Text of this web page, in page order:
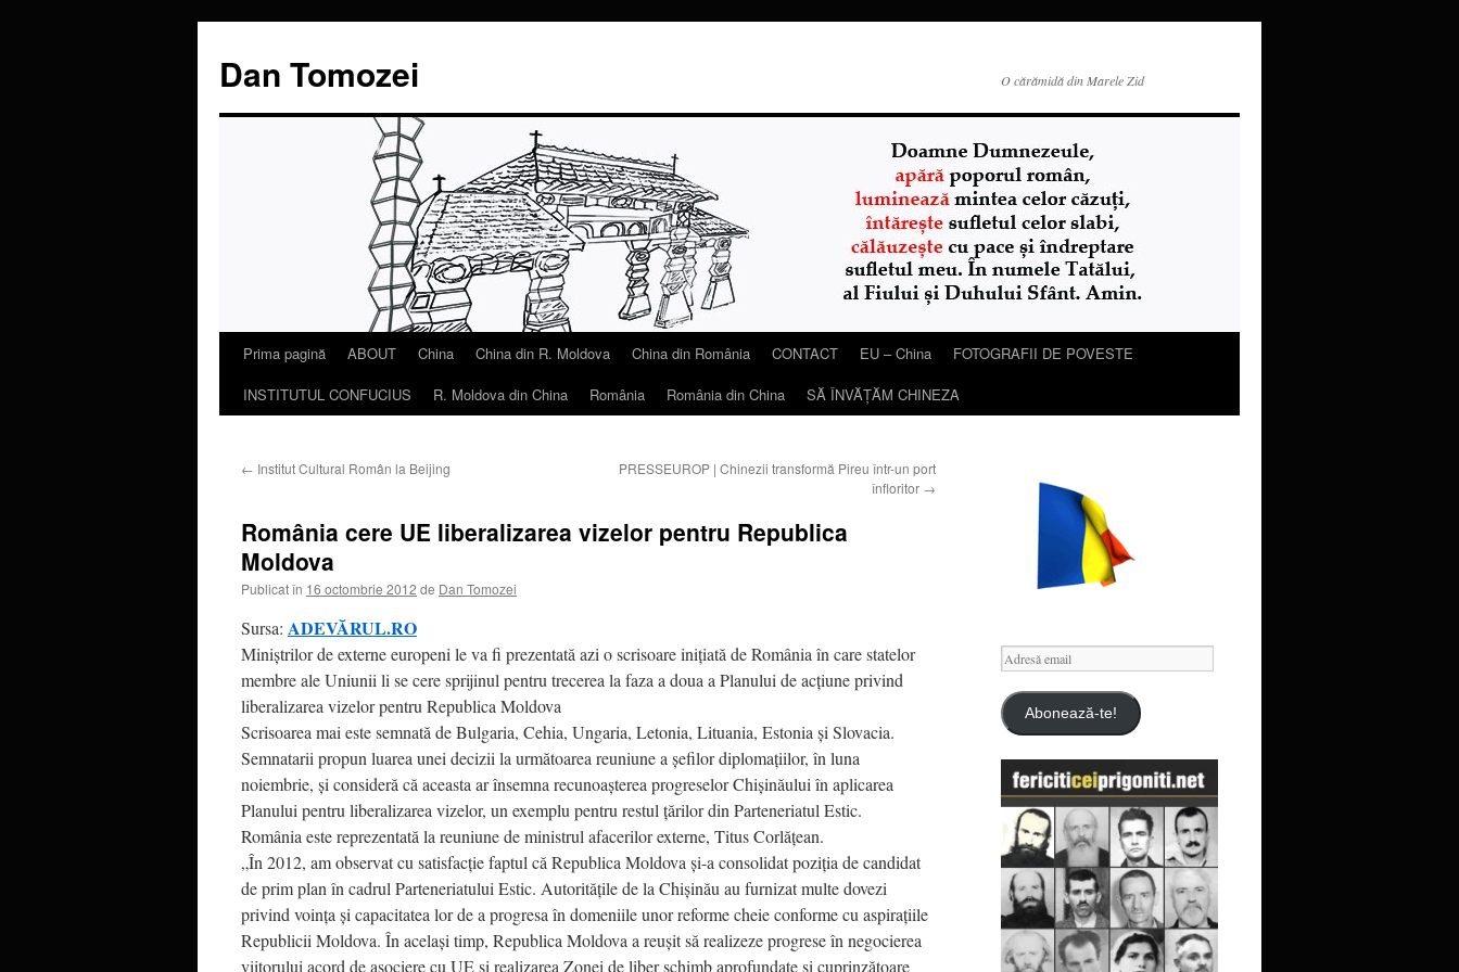
Dan Tomozei O cărămidă din Marele Zid
SariPrima pagină ABOUT China China din R. Moldova China din România CONTACT EU – China
FOTOGRAFII DE POVESTE
INSTITUTUL CONFUCIUS
R. Moldova din China România România din China SĂ ÎNVĂŢĂM CHINEZA
← Institut Cultural Român la Beijing
PRESSEUROP | Chinezii transformă Pireu într-un port
înfloritor →
România cere UE liberalizarea vizelor pentru Republica
Moldova
Publicat în 16 octombrie 2012 de Dan Tomozei
Sursa: ADEVĂRUL.RO
Miniştrilor de externe europeni le va fi prezentată azi o scrisoare iniţiată de România în care statelor
membre ale Uniunii li se cere sprijinul pentru trecerea la faza a doua a Planului de acţiune privind
liberalizarea vizelor pentru Republica Moldova
Scrisoarea mai este semnată de Bulgaria, Cehia, Ungaria, Letonia, Lituania, Estonia şi Slovacia.
Semnatarii propun luarea unei decizii la următoarea reuniune a şefilor diplomaţiilor, în luna
noiembrie, şi consideră că aceasta ar însemna recunoaşterea progreselor Chişinăului în aplicarea
Planului pentru liberalizarea vizelor, un exemplu pentru restul ţărilor din Parteneriatul Estic.
România este reprezentată la reuniune de ministrul afacerilor externe, Titus Corlăţean.
„În 2012, am observat cu satisfacţie faptul că Republica Moldova şi-a consolidat poziţia de candidat
de prim plan în cadrul Parteneriatului Estic. Autorităţile de la Chişinău au furnizat multe dovezi
privind voinţa şi capacitatea lor de a progresa în domeniile unor reforme cheie conforme cu aspiraţiile
Republicii Moldova. În acelaşi timp, Republica Moldova a reuşit să realizeze progrese în negocierea
viitorului acord de asociere cu UE şi realizarea Zonei de liber schimb aprofundate şi cuprinzătoare
Adresă
email
Abonează-te!